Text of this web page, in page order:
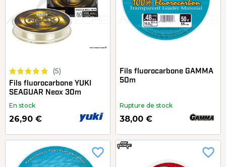
(5)
Fils fluorocarbone YUKI
SEAGUAR Neox 30m
En stock
26,90 €
Fils fluorocarbone GAMMA
50m
Rupture de stock
38,00 €
favorite_border favorite_border